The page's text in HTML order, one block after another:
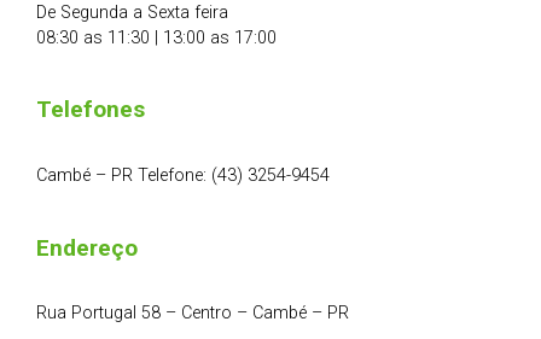
De Segunda a Sexta feira
08:30 as 11:30 | 13:00 as 17:00
Telefones
Cambé – PR Telefone: (43) 3254-9454
Endereço
Rua Portugal 58 – Centro – Cambé – PR